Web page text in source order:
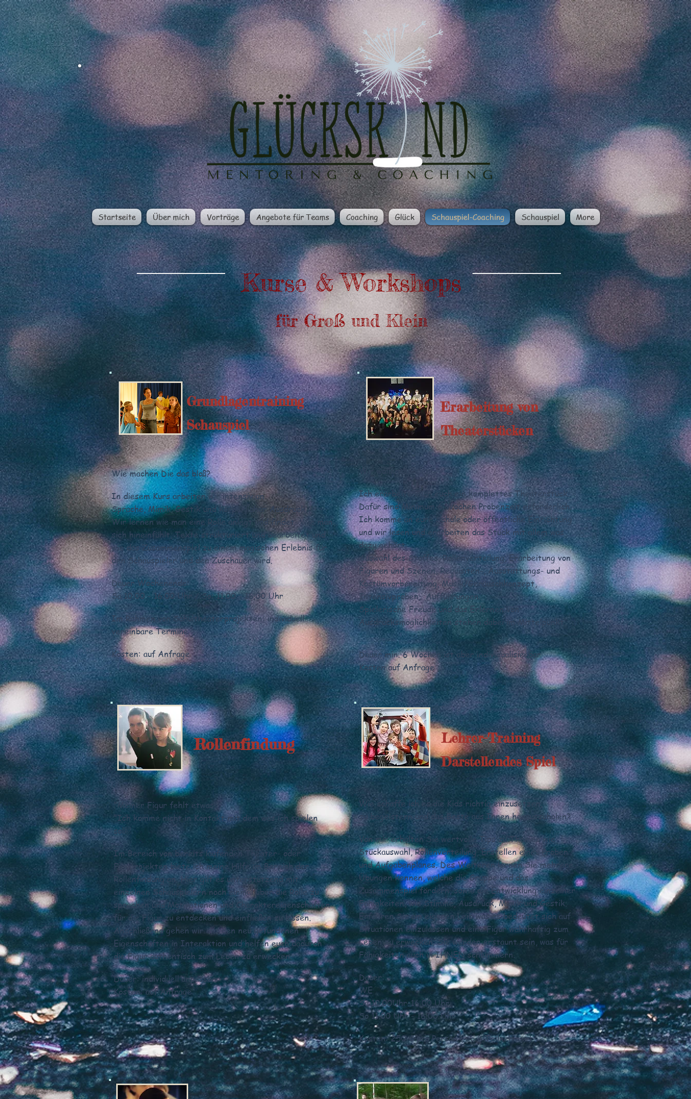
Startseite Über mich Vorträge Angebote für Teams Coaching Glück Schauspiel-Coaching Schauspiel More
Kurse & Workshops
für Groß und Klein
Grundlagentraining
Schauspiel
Wie machen Die das bloß?
In diesem Kurs arbeiten wir intensiv an
Sprache, Mimik, Gestik und körperlicher Ausdruck.
Wir lernen wie man eine Rolle anlegt und findet. Wie man
sich hineinfühlt, Texte strukturiert und bearbeitet und
wie das Zusammenspiel zu einem magischen Erlebnis für
den Schauspieler und den Zuschauer wird.
Dauer Wochenende:
Sa 10.00 - 16.00 Uhr / So: 11.00 - 16.00 Uhr
Im Rahmen von Schultheaterprojekten: individuell
vereinbare Termine
Kosten: auf Anfrage
Erarbeitung von
Theaterstücken
Wir wollen Spielen!
Ich erarbeite mich euch ein komplettes Theaterstück.
Dafür sind Minimum 6 Wochen Probenzeit erforderlich.
Ich komme an eure Schule oder öffentliche Einrichtung
und wir lesen und erarbeiten das Stück mit allem was
dazu gehört.
Auswahl des Stoffes, Rollenverteilung, Erarbeitung von
Figuren und Szenen, Requisiten-, Ausstattungs- und
Kostümvorbereitung, Musik/Geräuschkonzept,
Intensivproben, Aufführungen.
Spielerische Freude und das Erlernen von
Ausdrucksmöglichkeiten stehen dabei im Mittelpunkt.
Dauer min. 6 Wochen ist aber individualisierbar
Kosten auf Anfrage
Rollenfindung
"Meiner Figur fehlt etwas!"
"Ich komme nicht in Kontakt mit dem was ich spielen
soll!"
Im Bereich von bereits laufenden Theater- oder
Filmprojekten biete ich meine Hilfe im Bereich der
Rollenfindung an. Hier gilt es unterstützend mit
einzelnen Schauspielern noch einmal über die Rolle zu
sprechen und Motivationen und Charaktereigenschaften
für die Figur zu entdecken und einfließen zu lassen.
Anschließend gehen wir mit den neu gefundenen
Eigenschaften in Interaktion und helfen euch dadurch
die Figur authentisch zum Leben zu erwecken.
Dauer: individuell anpassbar
Kosten: auf Anfrage
Lehrer-Training
Darstellendes Spiel
Wie schaffe ich es die Kids richtig einzusetzen,
zu begeistern und das Beste aus Ihnen herauszuholen?
Von mir erhalten Sie wertvolle Tips zu Themen wie
Stückauswahl, Rollenverteilung, Erstellen eines Proben
und Aufgabenplanes. Des Weiteren lernen Sie mehrere
Übungen kennen, welche die Gruppe und das
Zusammenspiel fördern, sowie die Entwicklung einzelner
Fähigkeiten, wie Stimme, Ausdruck, Mimik und Gestik.
Erfahren Sie am eigenen Leib was es bedeutet sich auf
Situationen einzulassen und eine Figur wahrhaftig zum
Leben zu erwecken. Sie werden erstaunt sein, was für
Fähigkeiten auch in IHNEN schlummern.
Dauer:
WE
Sa 10.00Uhr-16.00 Uhr
So 11.00 Uhr - 16.00 Uhr
Kosten: 250 € pro Person ( ab 8 Teilnehmer)